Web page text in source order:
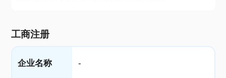
工商注册
企业名称 -